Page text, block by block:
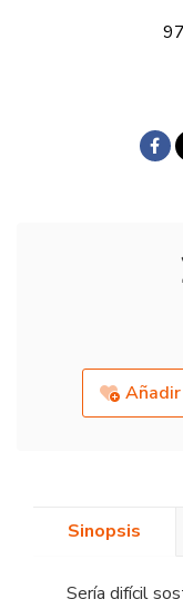
Sinopsis
Sería difícil